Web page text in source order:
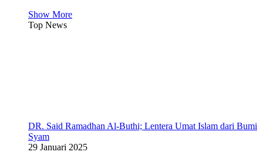
Show More
Top News
DR. Said Ramadhan Al-Buthi; Lentera Umat Islam dari Bumi
Syam
29 Januari 2025